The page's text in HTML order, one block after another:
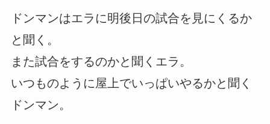
ドンマンはエラに明後日の試合を見にくるか
と聞く。
また試合をするのかと聞くエラ。
いつものように屋上でいっぱいやるかと聞く
ドンマン。